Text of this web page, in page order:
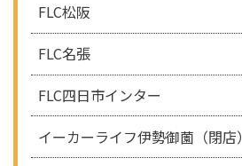
FLC松阪
FLC名張
FLC四日市インター
イーカーライフ伊勢御薗（閉店）